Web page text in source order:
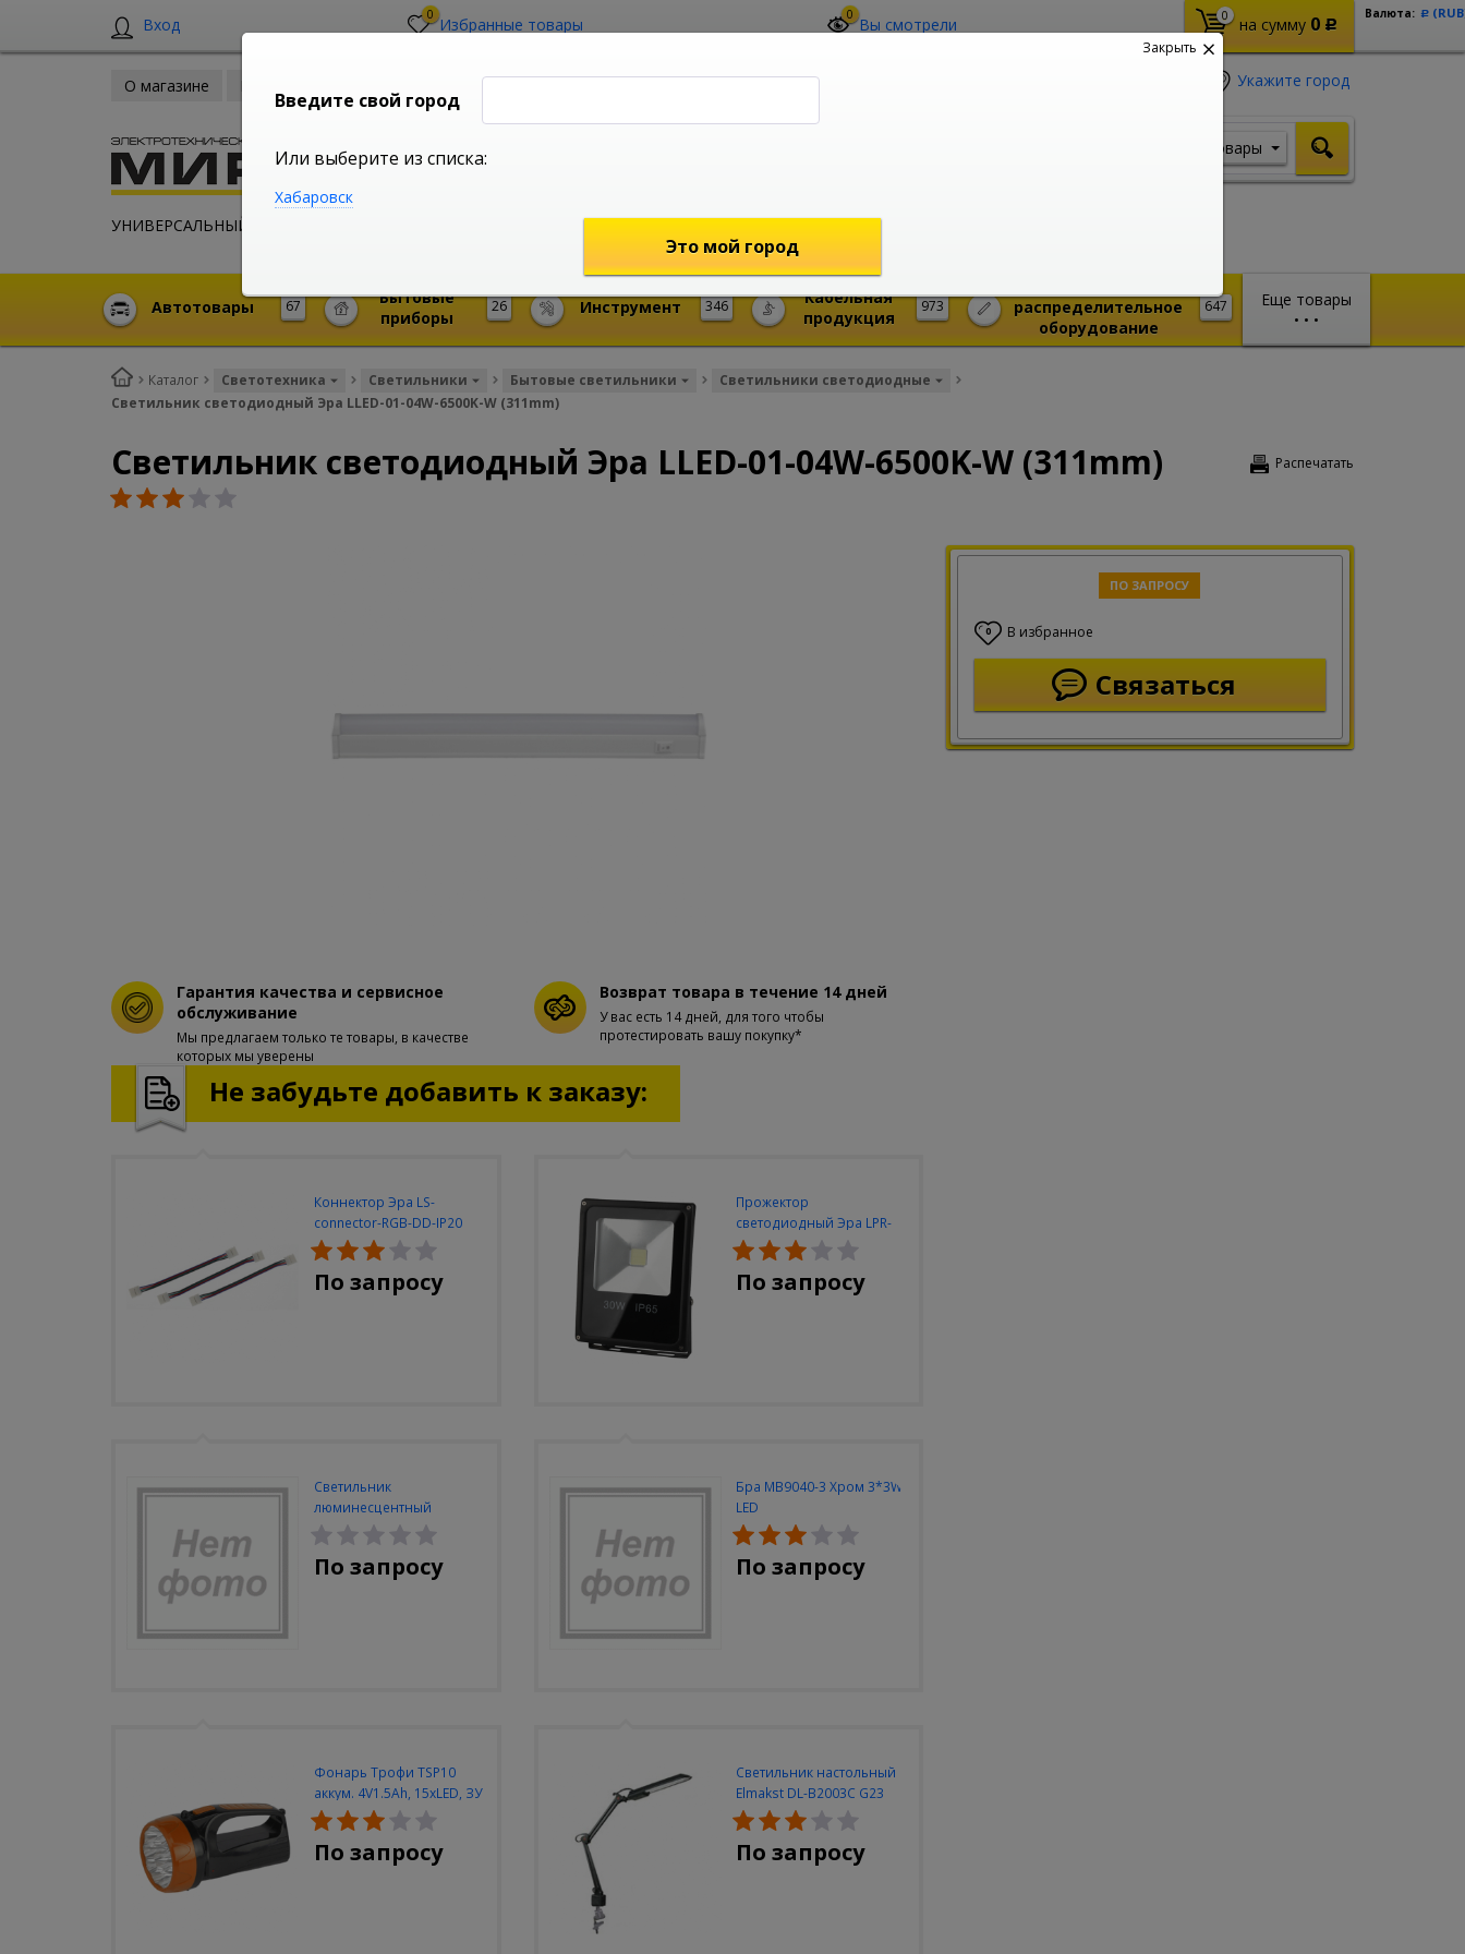
Вход 0 Избранные товары 0 Вы смотрели 0 на сумму 0 Р
Валюта: Р
О магазине
УНИВЕРСАЛЬНЫЙ ИНТЕРНЕТ МАГАЗИН
Укажите город
shop@mireks.ru
Товары
Еще товары
• • •
67
Автотовары 26
Бытовые
приборы
346
Инструмент 973
Кабельная
продукция
647
распределительное
оборудование
Каталог Светотехника Светильники Бытовые светильники
Светильники светодиодные
Светильник светодиодный Эра LLED-01-04W-6500K-W (311mm)
Распечатать
Светильник светодиодный Эра LLED-01-04W-6500K-W (311mm)
ПО ЗАПРОСУ
0 В избранное
Связаться
Гарантия качества и сервисное
обслуживание
Мы предлагаем только те товары, в качестве
которых мы уверены
Возврат товара в течение 14 дней
У вас есть 14 дней, для того чтобы
протестировать вашу покупку*
Не забудьте добавить к заказу:
Коннектор Эра LS-
connector-RGB-DD-IP20
(3шт/уп)
По запросу
Прожектор
светодиодный Эра LPR-
30W-6500K-M
По запросу
Светильник
люминесцентный
Navigator NEL-A2-E130-T4-
840/WH
По запросу
Бра MB9040-3 Хром 3*3W
LED
По запросу
Фонарь Трофи TSP10
аккум. 4V1.5Ah, 15xLED, ЗУ
вилка 220V
По запросу
Светильник настольный
Elmakst DL-B2003C G23
черный струбцина
По запросу
Закрыть
Введите свой город
Или выберите из списка:
Хабаровск
Это мой город